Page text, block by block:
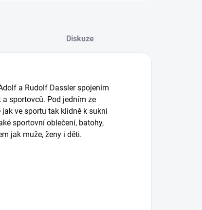
Diskuze
a Rudolf Dassler spojením
sportovců. Pod jedním ze
ve sportu tak klidně k sukni
sportovní oblečení, batohy,
jak muže, ženy i děti.